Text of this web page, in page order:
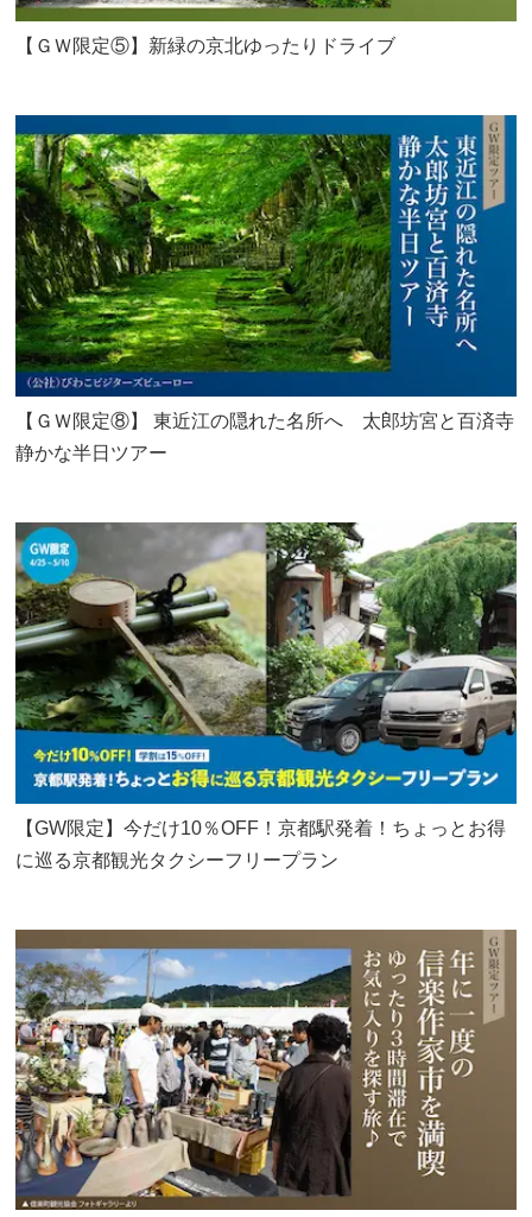
【ＧＷ限定⑤】新緑の京北ゆったりドライブ
【ＧＷ限定⑧】 東近江の隠れた名所へ 太郎坊宮と百済寺
静かな半日ツアー
【GW限定】今だけ10％OFF！京都駅発着！ちょっとお得
に巡る京都観光タクシーフリープラン